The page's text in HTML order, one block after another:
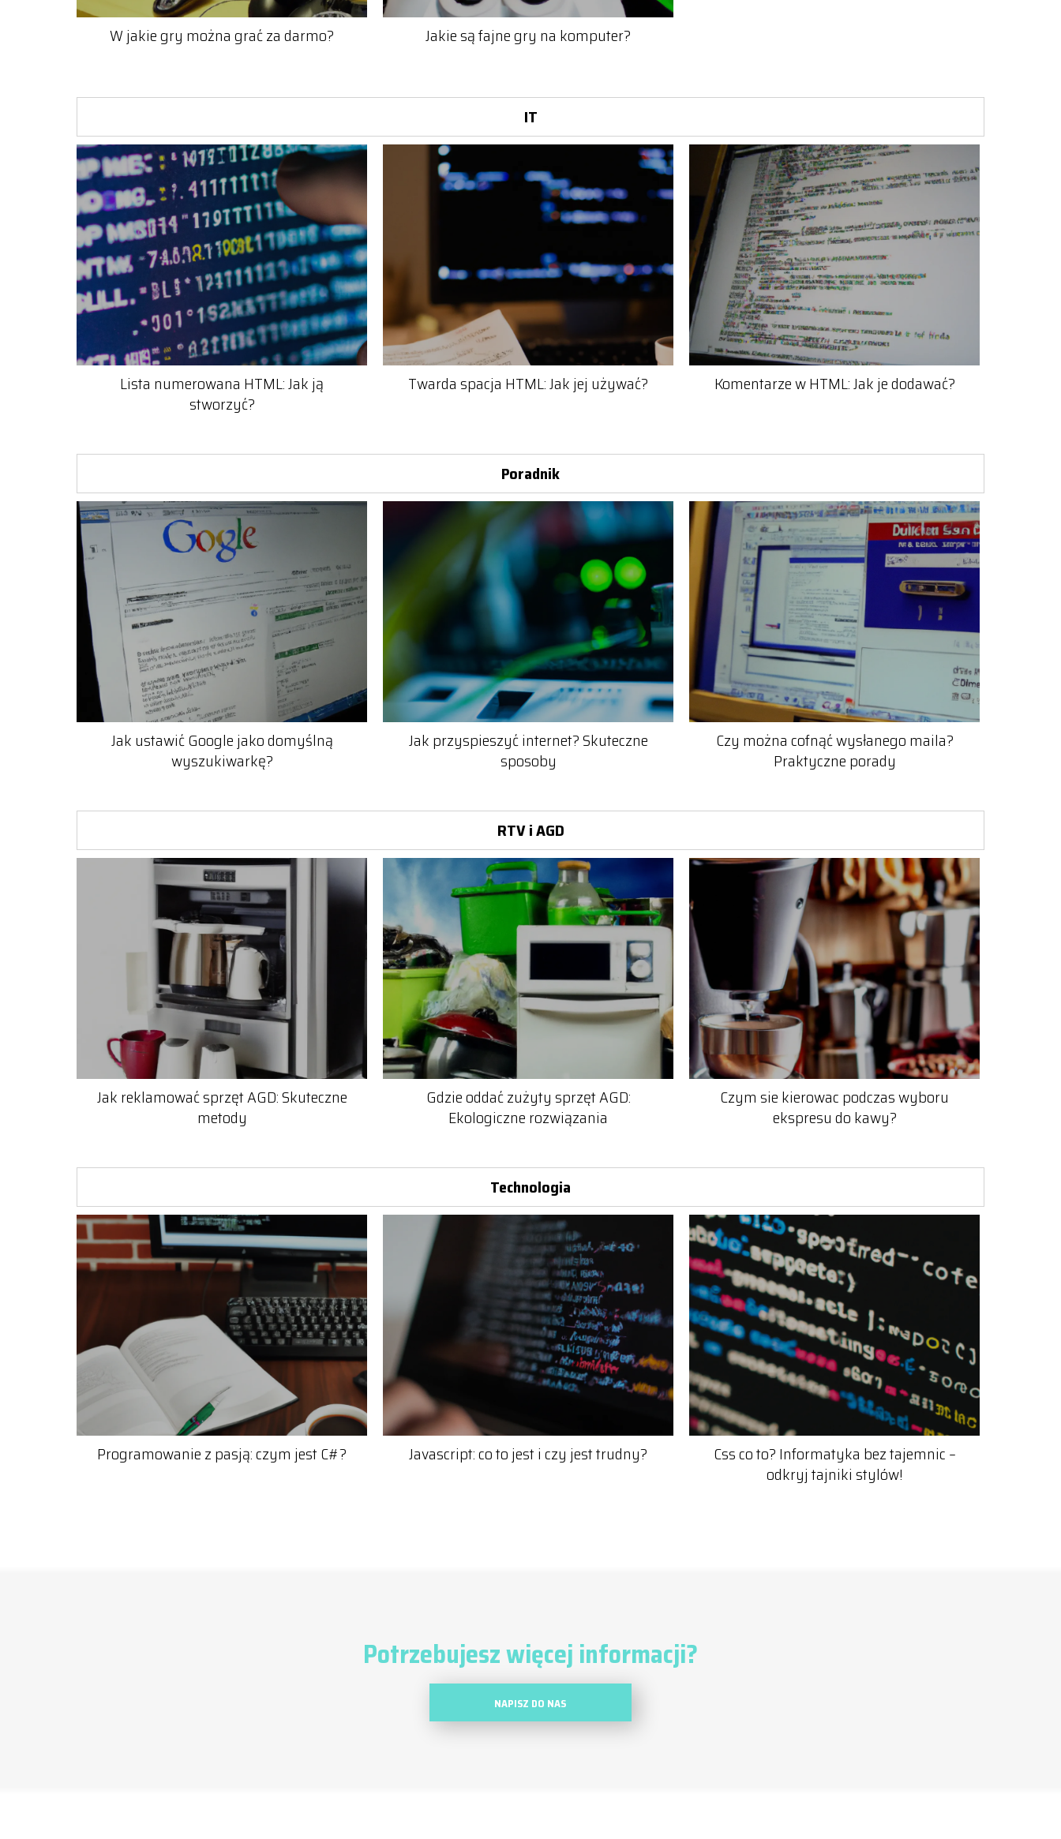
W jakie gry można grać za darmo? Jakie są fajne gry na komputer?
IT
Lista numerowana HTML: Jak ją
stworzyć?
Twarda spacja HTML: Jak jej używać? Komentarze w HTML: Jak je dodawać?
Poradnik
Jak ustawić Google jako domyślną
wyszukiwarkę?
Jak przyspieszyć internet? Skuteczne
sposoby
Czy można cofnąć wysłanego maila?
Praktyczne porady
RTV i AGD
Jak reklamować sprzęt AGD: Skuteczne
metody
Gdzie oddać zużyty sprzęt AGD:
Ekologiczne rozwiązania
Czym sie kierowac podczas wyboru
ekspresu do kawy?
Technologia
Programowanie z pasją: czym jest C#? Javascript: co to jest i czy jest trudny?
Css co to? Informatyka bez tajemnic –
odkryj tajniki stylów!
Potrzebujesz więcej informacji?
NAPISZ DO NAS